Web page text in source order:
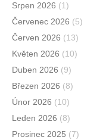
Srpen 2026 (1)
Červenec 2026 (5)
Červen 2026 (13)
Květen 2026 (10)
Duben 2026 (9)
Březen 2026 (8)
Únor 2026 (10)
Leden 2026 (8)
Prosinec 2025 (7)